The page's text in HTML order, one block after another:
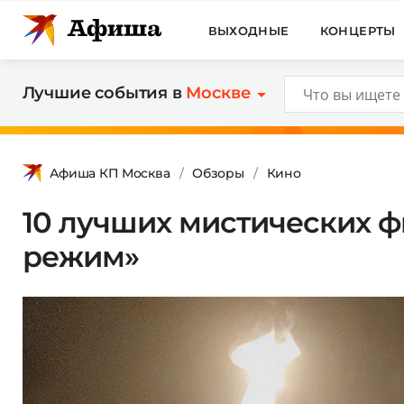
ВЫХОДНЫЕ КОНЦЕРТЫ
Лучшие события в Москве
Афиша КП Москва Обзоры Кино
10 лучших мистических
режим»